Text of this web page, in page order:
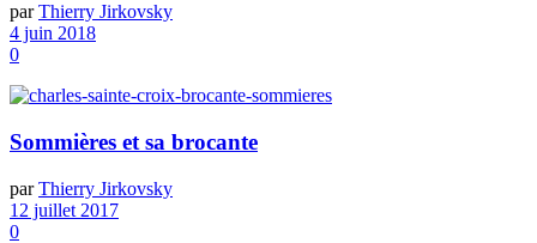
par Thierry Jirkovsky
4 juin 2018
0
Sommières et sa brocante
par Thierry Jirkovsky
12 juillet 2017
0